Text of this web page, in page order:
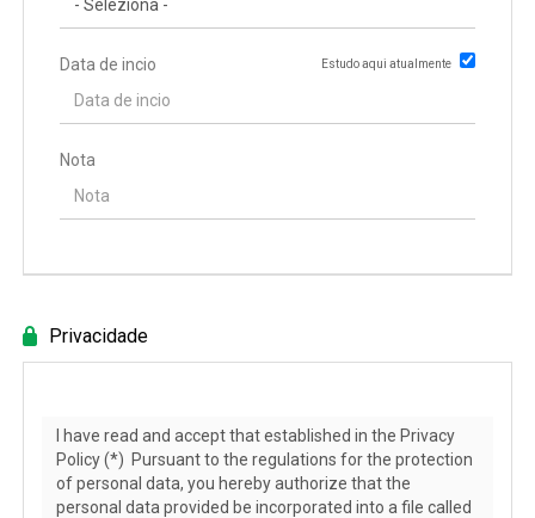
Data de incio Estudo aqui atualmente
Data de conclusão
Nota
Privacidade